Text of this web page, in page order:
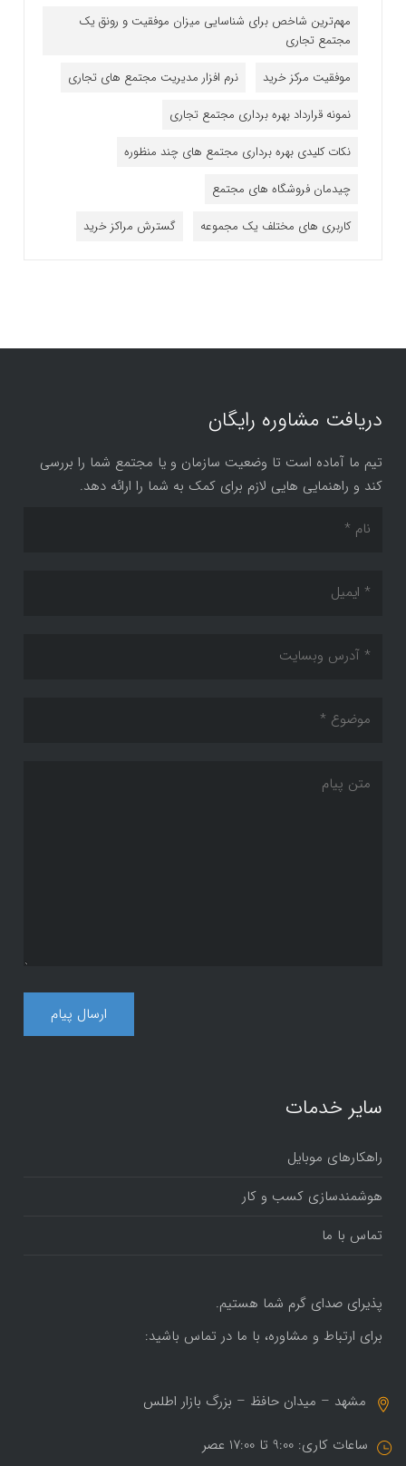
مهم‌ترین شاخص برای شناسایی میزان موفقیت و رونق یک
مجتمع تجاری
موفقیت مرکز خرید
نرم افزار مدیریت مجتمع های تجاری
نمونه قرارداد بهره برداری مجتمع تجاری
نکات کلیدی بهره برداری مجتمع های چند منظوره
چیدمان فروشگاه های مجتمع
کاربری های مختلف یک مجموعه
گسترش مراکز خرید
دریافت مشاوره رایگان
تیم ما آماده است تا وضعیت سازمان و یا مجتمع شما را بررسی
کند و راهنمایی هایی لازم برای کمک به شما را ارائه دهد.
سایر خدمات
راهکارهای موبایل
هوشمندسازی کسب و کار
تماس با ما
پذیرای صدای گرم شما هستیم.
برای ارتباط و مشاوره، با ما در تماس باشید:
مشهد – میدان حافظ – بزرگ بازار اطلس
ساعات کاری: 9:00 تا 17:00 عصر